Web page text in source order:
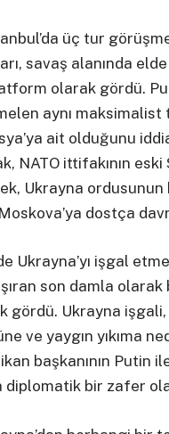
üç tur
savaş alanında
olarak gördü.
aynı
ait olduğunu
NATO ittifakının
Ukrayna
dostça
Ukrayna’yı işgal
son damla olarak
gördü. Ukrayna
ve yaygın yıkıma
başkanının Putin
diplomatik bir zafer